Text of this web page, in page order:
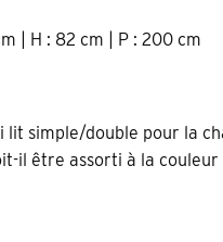
| H : 82 cm | P : 200 cm
simple/double pour la
il être assorti à la couleur